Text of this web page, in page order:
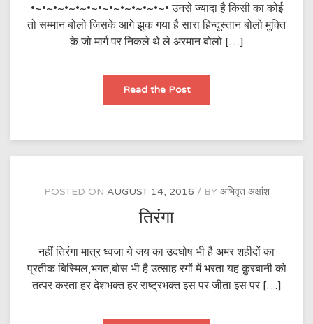
•~•~•~•~•~•~•~•~•~•~•~•~• उनसे ज्यादा है किसी का कोई
तो सम्मान बोलो जिसके आगे झुक गया है सारा हिन्दूस्तान बोलो मुक्ति
के जो मार्ग पर निकले थे ले अरमान बोलो […]
Read the Postकुर्बानी
दम
है
POSTED ON AUGUST 14, 2016 BY अभिवृत अक्षांश
तिरंगा
नहीं तिरंगा मात्र ध्वजा ये जय का उदघोष भी है अमर शहीदों का
प्रतीक बिस्मिल,भगत,बोस भी है उत्साह रगों में भरता यह क़ुरबानी को
तत्पर करता हर देशभक्त हर राष्ट्रभक्त इस पर जीता इस पर […]